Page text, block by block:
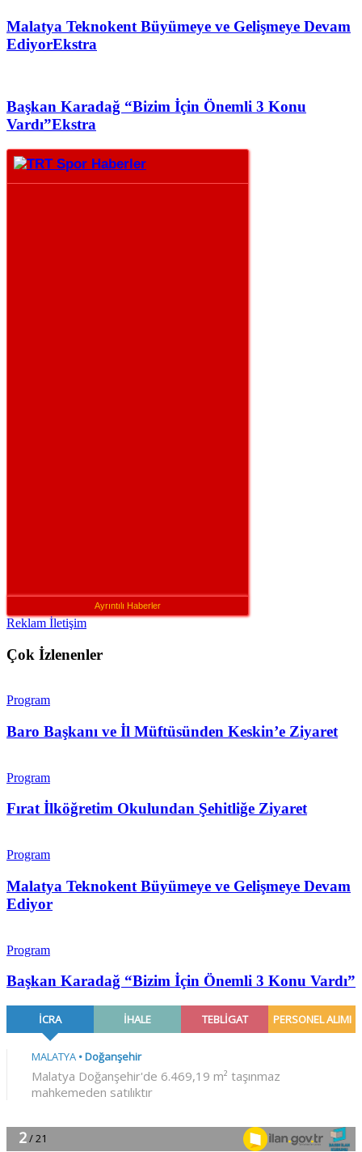
Malatya Teknokent Büyümeye ve Gelişmeye Devam
EdiyorEkstra
Başkan Karadağ “Bizim İçin Önemli 3 Konu
Vardı”Ekstra
Ayrıntılı Haberler
Reklam İletişim
Çok İzlenenler
Program
Baro Başkanı ve İl Müftüsünden Keskin’e Ziyaret
Program
Fırat İlköğretim Okulundan Şehitliğe Ziyaret
Program
Malatya Teknokent Büyümeye ve Gelişmeye Devam
Ediyor
Program
Başkan Karadağ “Bizim İçin Önemli 3 Konu Vardı”